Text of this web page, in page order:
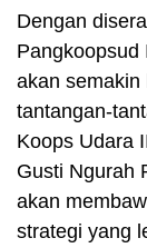
Dengan
Pangkoopsud
akan semakin
tantangan-
Koops Udara
Gusti Ngurah
akan
strategi yang